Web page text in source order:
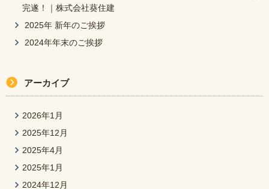
完遂！｜株式会社葵住建
2025年 新年のご挨拶
2024年年末のご挨拶
アーカイブ
2026年1月
2025年12月
2025年4月
2025年1月
2024年12月